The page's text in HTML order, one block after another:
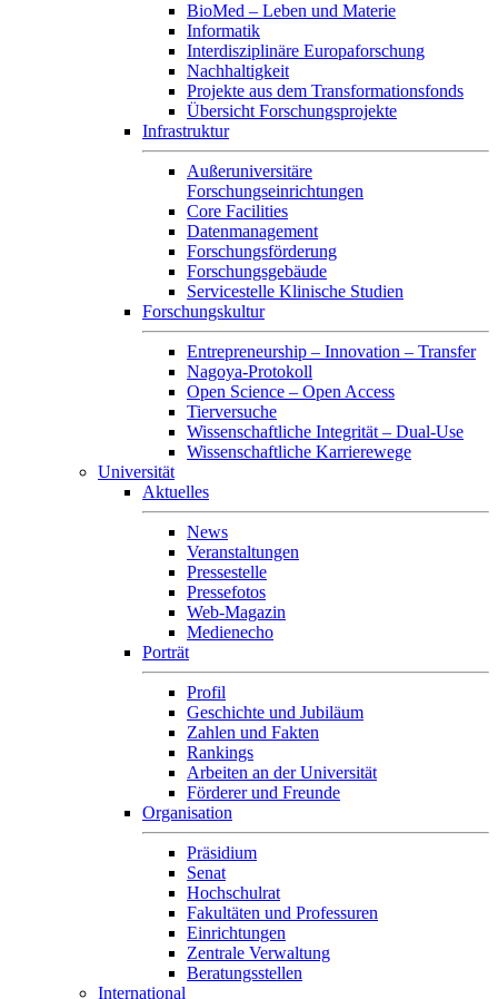
BioMed – Leben und Materie
Informatik
Interdisziplinäre Europaforschung
Nachhaltigkeit
Projekte aus dem Transformationsfonds
Übersicht Forschungsprojekte
Infrastruktur
Außeruniversitäre
Forschungseinrichtungen
Core Facilities
Datenmanagement
Forschungsförderung
Forschungsgebäude
Servicestelle Klinische Studien
Forschungskultur
Entrepreneurship – Innovation – Transfer
Nagoya-Protokoll
Open Science – Open Access
Tierversuche
Wissenschaftliche Integrität – Dual-Use
Wissenschaftliche Karrierewege
Universität
Aktuelles
News
Veranstaltungen
Pressestelle
Pressefotos
Web-Magazin
Medienecho
Porträt
Profil
Geschichte und Jubiläum
Zahlen und Fakten
Rankings
Arbeiten an der Universität
Förderer und Freunde
Organisation
Präsidium
Senat
Hochschulrat
Fakultäten und Professuren
Einrichtungen
Zentrale Verwaltung
Beratungsstellen
International